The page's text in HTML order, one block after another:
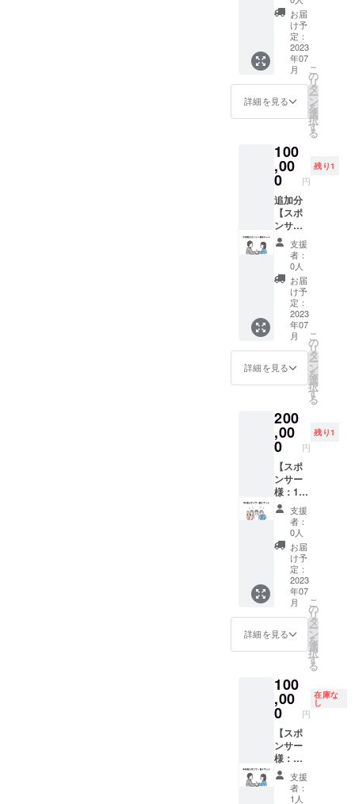
か
Instagr
amの
DMにて
ご注文
くださ
い。
みた
い！く
らいの
気楽な
気持ち
で大丈
夫！お
友達や
参加可
能で
す。ラ
テアー
トが得
意な方
には、
自主練
習とし
てご利
用いた
だくこ
とも可
能で
す。※日
にちは
店休日
のう
貸し
切って
パー
ティー
でき
ちゃい
ます！
友達や
家族の
誕生日
ティー
はもち
ろん、
お店に
飾り付
けをし
てオタ
活をす
るもOK
です！2
時間10
名様ま
で利用
可能。
当日の
ドリン
クやお
菓子に
ついて
もでき
のご要
望お受
けしま
す。
お届
け予
定：
2023
年07
月
詳細を見る
こ
の
リ
タ
ー
ン
を
選
択
す
る
100
,00
0 円
残り1
追加分
【スポ
ンサー
様：半
年間ド
リンク
サービ
スチ
ケッ
ト】当
店のス
ポン
サーと
してご
支援い
ただく
に、半
年間ド
リンク
をサー
ビスさ
せてい
ただき
ます。
エスプ
レッソ
ドリン
クやフ
ルーツ
エイド
など、
ニュー
内から1
日１杯
お楽し
だけま
す。
イート
イン・
テイク
アウト
可。ご
本人様
のみ利
用可
支援
者：
0人
お届
け予
定：
2023
年07
月
詳細を見る
こ
の
リ
タ
ー
ン
を
選
択
す
る
200
,00
0 円
残り1
【スポ
ンサー
様：1年
間ドリ
ンク
サービ
スチ
ケッ
ト】当
店のス
ポン
サーと
してご
支援い
ただく
代わり
オープ
ンから1
年間ド
リンク
をサー
ビスさ
せてい
ただき
ます。
エスプ
支援
者：
0人
お届
け予
定：
2023
年07
月
詳細を見る
こ
の
リ
タ
ー
ン
を
選
択
す
る
100
,00
0 円
在庫な
し
【スポ
ンサー
様：半
年間ド
リンク
サービ
支援
者：
1人